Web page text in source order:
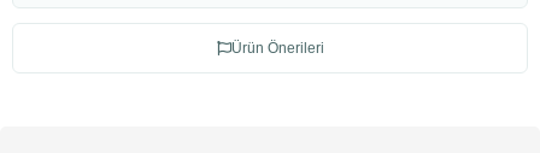
Ürün Önerileri